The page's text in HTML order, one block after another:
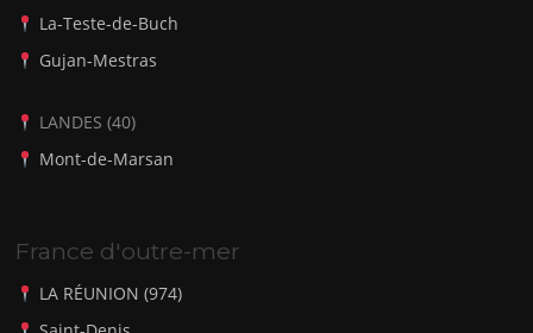
La-Teste-de-Buch
Gujan-Mestras
LANDES (40)
Mont-de-Marsan
France d'outre-mer
LA RÉUNION (974)